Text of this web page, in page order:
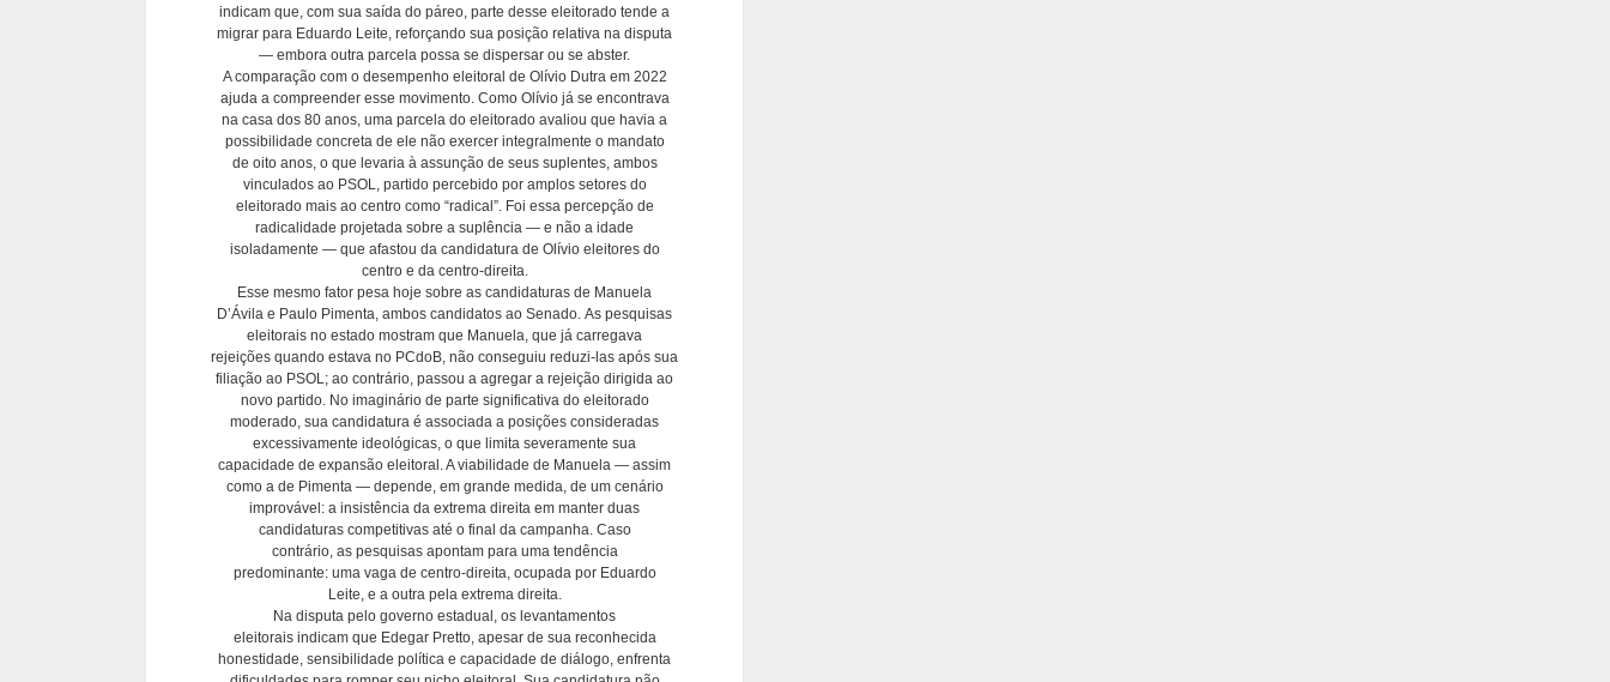
indicam que, com sua saída do páreo, parte desse eleitorado tende a
migrar para Eduardo Leite, reforçando sua posição relativa na disputa
— embora outra parcela possa se dispersar ou se abster.
A comparação com o desempenho eleitoral de Olívio Dutra em 2022
ajuda a compreender esse movimento. Como Olívio já se encontrava
na casa dos 80 anos, uma parcela do eleitorado avaliou que havia a
possibilidade concreta de ele não exercer integralmente o mandato
de oito anos, o que levaria à assunção de seus suplentes, ambos
vinculados ao PSOL, partido percebido por amplos setores do
eleitorado mais ao centro como “radical”. Foi essa percepção de
radicalidade projetada sobre a suplência — e não a idade
isoladamente — que afastou da candidatura de Olívio eleitores do
centro e da centro-direita.
Esse mesmo fator pesa hoje sobre as candidaturas de Manuela
D’Ávila e Paulo Pimenta, ambos candidatos ao Senado. As pesquisas
eleitorais no estado mostram que Manuela, que já carregava
rejeições quando estava no PCdoB, não conseguiu reduzi-las após sua
filiação ao PSOL; ao contrário, passou a agregar a rejeição dirigida ao
novo partido. No imaginário de parte significativa do eleitorado
moderado, sua candidatura é associada a posições consideradas
excessivamente ideológicas, o que limita severamente sua
capacidade de expansão eleitoral. A viabilidade de Manuela — assim
como a de Pimenta — depende, em grande medida, de um cenário
improvável: a insistência da extrema direita em manter duas
candidaturas competitivas até o final da campanha. Caso
contrário, as pesquisas apontam para uma tendência
predominante: uma vaga de centro-direita, ocupada por Eduardo
Leite, e a outra pela extrema direita.
Na disputa pelo governo estadual, os levantamentos
eleitorais indicam que Edegar Pretto, apesar de sua reconhecida
honestidade, sensibilidade política e capacidade de diálogo, enfrenta